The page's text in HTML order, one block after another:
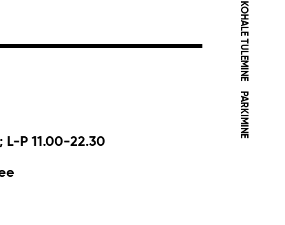
KOHALE TULEMINE
PARKIMINE
L-P 11.00-22.30